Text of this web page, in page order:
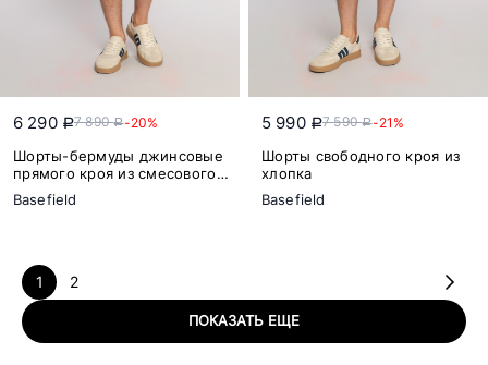
6 290 a7 890a-20%
Шорты-бермуды джинсовые
прямого кроя из смесового
хлопка
Basefield
5 990 a7 590a-21%
Шорты свободного кроя из
хлопка
Basefield
1 2
ПОКАЗАТЬ ЕЩЕ